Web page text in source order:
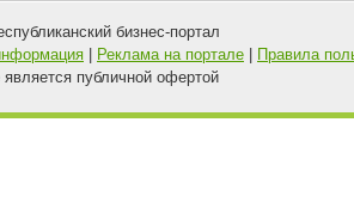
бизнес-портал
Реклама на портале
Правила
публичной офертой